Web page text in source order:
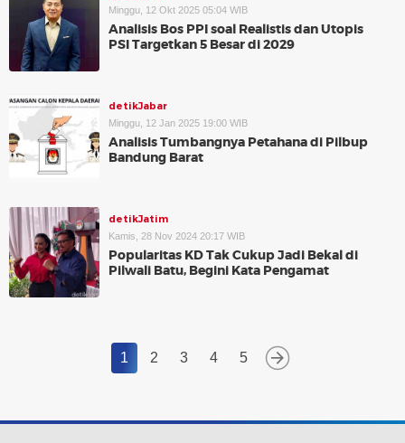
Minggu, 12 Okt 2025 05:04 WIB
Analisis Bos PPI soal Realistis dan Utopis
PSI Targetkan 5 Besar di 2029
detikJabar
Minggu, 12 Jan 2025 19:00 WIB
Analisis Tumbangnya Petahana di Pilbup
Bandung Barat
detikJatim
Kamis, 28 Nov 2024 20:17 WIB
Popularitas KD Tak Cukup Jadi Bekal di
Pilwali Batu, Begini Kata Pengamat
1 2 3 4 5